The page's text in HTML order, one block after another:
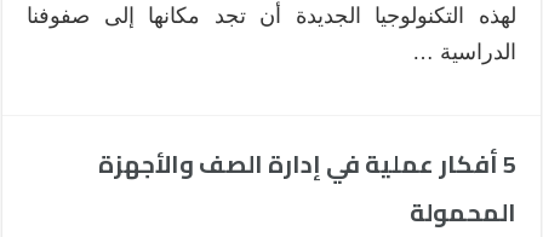
لهذه التكنولوجيا الجديدة أن تجد مكانها إلى صفوفنا
الدراسية …
5 أفكار عملية في إدارة الصف والأجهزة
المحمولة